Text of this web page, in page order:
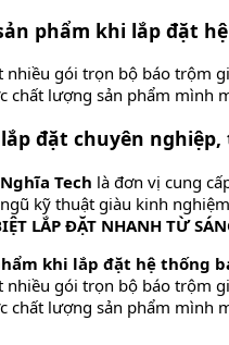
phẩm khi lắp đặt
gói trọn bộ báo trộm
chất lượng sản phẩm mình
đặt chuyên
Tech là đơn vị cung
kỹ thuật giàu kinh
LẮP ĐẶT NHANH TỪ
khi lắp đặt hệ thống
gói trọn bộ báo trộm
chất lượng sản phẩm mình